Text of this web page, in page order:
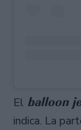
El balloon
indica. La